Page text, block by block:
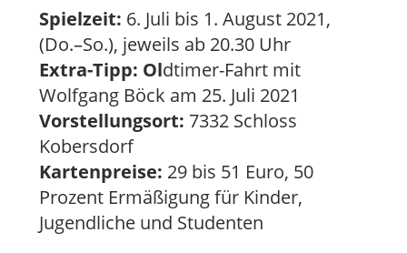
Spielzeit: 6. Juli bis 1. August 2021,
(Do.–So.), jeweils ab 20.30 Uhr
Extra-Tipp: Oldtimer-Fahrt mit
Wolfgang Böck am 25. Juli 2021
Vorstellungsort: 7332 Schloss
Kobersdorf
Kartenpreise: 29 bis 51 Euro, 50
Prozent Ermäßigung für Kinder,
Jugendliche und Studenten